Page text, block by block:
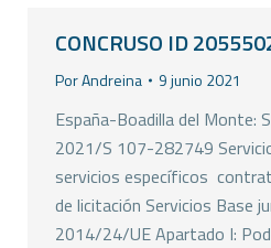
CONCRUSO ID
PorAndreina 9 junio 2021
España-Boadilla del Monte:
2021/S 107-282749
servicios específicos 
de licitación Servicios Base
2014/24/UE Apartado I: